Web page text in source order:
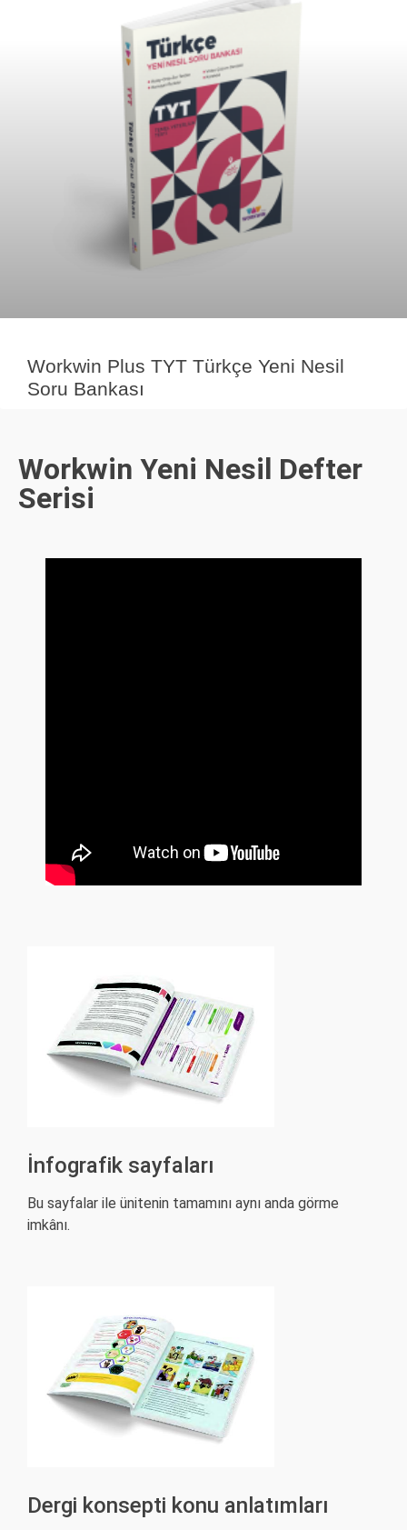
Workwin Plus TYT Türkçe Yeni Nesil
Soru Bankası
Workwin Yeni Nesil Defter
Serisi
İnfografik sayfaları
Bu sayfalar ile ünitenin tamamını aynı anda görme
imkânı.
Dergi konsepti konu anlatımları